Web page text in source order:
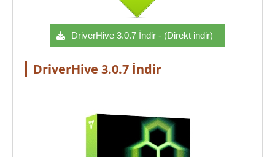
DriverHive 3.0.7 İndir - (Direkt indir)
DriverHive 3.0.7 İndir